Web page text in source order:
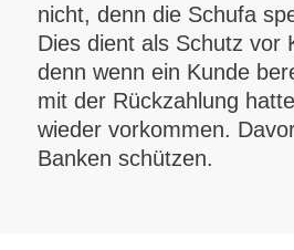
nicht, denn die Schufa
Dies dient als Schutz vor
denn wenn ein Kunde
mit der Rückzahlung
wieder vorkommen.
Banken schützen.